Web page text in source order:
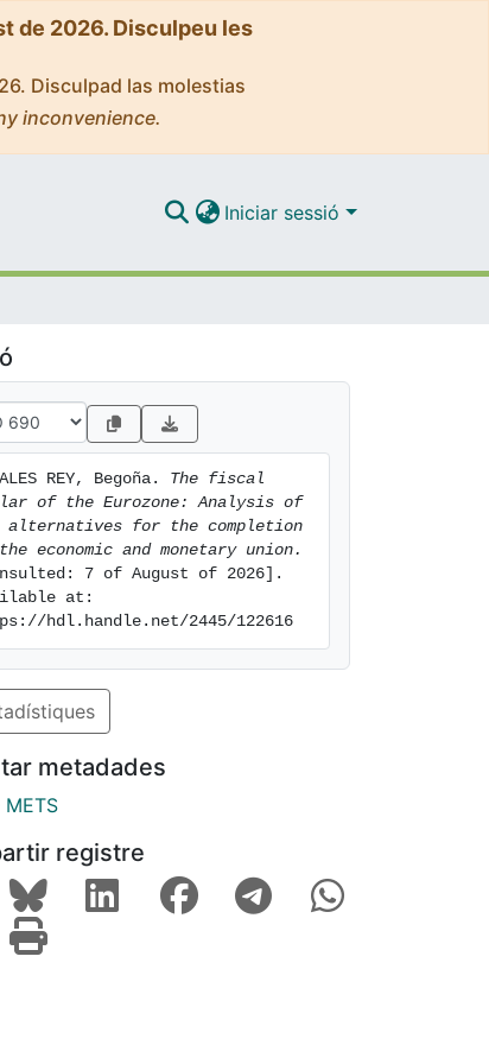
de 2026. Disculpeu les
Disculpad las molestias
inconvenience.
Iniciar sessió
REY, Begoña. The fiscal
of the Eurozone: Analysis of
alternatives for the completion
economic and monetary union.
7 of August of 2026].
at:
hdl.handle.net/2445/122616
metadades
METS
registre